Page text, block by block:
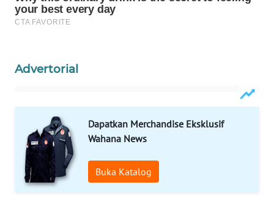
Advertorial
Dapatkan Merchandise Eksklusif
Wahana News
Buka Katalog
TRAVEL
WAHANANEWS
CO ID
WAHANANEWS
NET